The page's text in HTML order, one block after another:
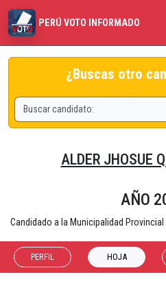
PERÚ VOTO INFORMADO
¿Buscas otro
ALDER JHOSUE
AÑO
Candidado a la Municipalidad Provincial
PERFIL HOJA